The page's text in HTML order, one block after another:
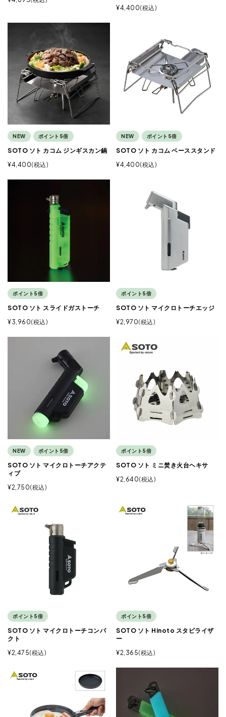
¥4,400 税込
NEW ポイント5倍
SOTO ソト カコム ジンギスカン鍋
¥4,400 税込
NEW ポイント5倍
SOTO ソト カコム ベーススタンド
¥4,400 税込
ポイント5倍
SOTO ソト スライドガストーチ
¥3,960 税込
ポイント5倍
SOTO ソト マイクロトーチエッジ
¥2,970 税込
NEW ポイント5倍
SOTO ソト マイクロトーチアクテ
ィブ
¥2,750 税込
ポイント5倍
SOTO ソト ミニ焚き火台ヘキサ
¥2,640 税込
ポイント5倍
SOTO ソト マイクロトーチコンパ
クト
¥2,475 税込
ポイント5倍
SOTO ソト Hinoto スタビライザ
ー
¥2,365 税込